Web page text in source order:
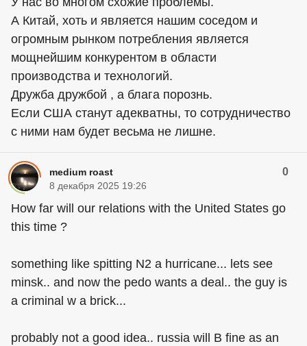
А Китай, хоть и является нашим соседом и
огромным рынком потребления является
мощнейшим конкурентом в области
производства и технологий.
Дружба дружбой , а блага порознь.
Если США станут адекватны, то сотрудничество
с ними нам будет весьма не лишне.
medium roast 0
8 декабря 2025 19:26
How far will our relations with the United States go
this time ?
something like spitting N2 a hurricane... lets see
minsk.. and now the pedo wants a deal.. the guy is
a criminal w a brick...
probably not a good idea.. russia will B fine as an